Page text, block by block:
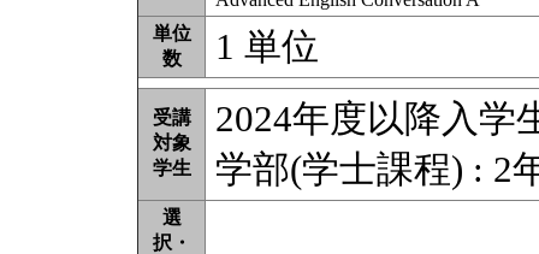
単位
数
1 単位
受講
対象
学生
2024年度以降入学
学部(学士課程) : 2
選
択・